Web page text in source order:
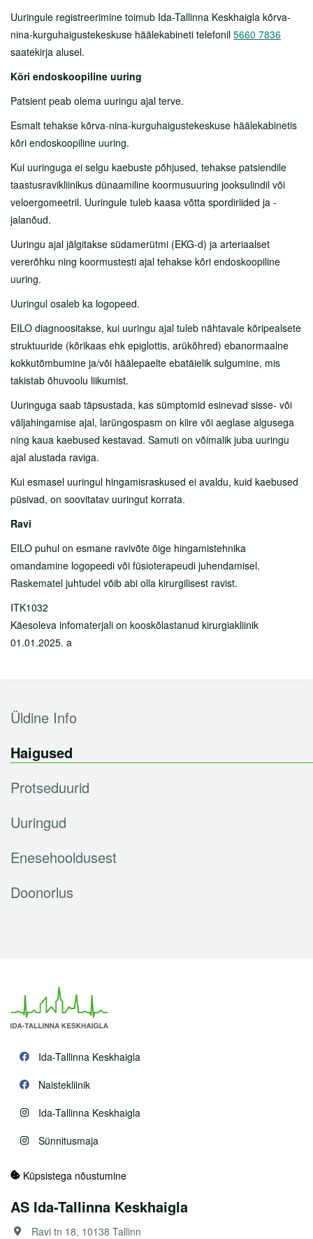
Üldine Info
Haigused
Protseduurid
Uuringud
Enesehooldusest
Doonorlus
Uuringule registreerimine toimub Ida-Tallinna Keskhaigla kõrva-
nina-kurguhaigustekeskuse häälekabineti telefonil 5660 7836
saatekirja alusel.
Kõri endoskoopiline uuring
Patsient peab olema uuringu ajal terve.
Esmalt tehakse kõrva-nina-kurguhaigustekeskuse häälekabinetis
kõri endoskoopiline uuring.
Kui uuringuga ei selgu kaebuste põhjused, tehakse patsiendile
taastusravikliinikus dünaamiline koormusuuring jooksulindil või
veloergomeetril. Uuringule tuleb kaasa võtta spordiriided ja -
jalanõud.
Uuringu ajal jälgitakse südamerütmi (EKG-d) ja arteriaalset
vererõhku ning koormustesti ajal tehakse kõri endoskoopiline
uuring.
Uuringul osaleb ka logopeed.
EILO diagnoositakse, kui uuringu ajal tuleb nähtavale kõripealsete
struktuuride (kõrikaas ehk epiglottis, arükõhred) ebanormaalne
kokkutõmbumine ja/või häälepaelte ebatäielik sulgumine, mis
takistab õhuvoolu liikumist.
Uuringuga saab täpsustada, kas sümptomid esinevad sisse- või
väljahingamise ajal, larüngospasm on kiire või aeglase algusega
ning kaua kaebused kestavad. Samuti on võimalik juba uuringu
ajal alustada raviga.
Kui esmasel uuringul hingamisraskused ei avaldu, kuid kaebused
püsivad, on soovitatav uuringut korrata.
Ravi
EILO puhul on esmane ravivõte õige hingamistehnika
omandamine logopeedi või füsioterapeudi juhendamisel.
Raskematel juhtudel võib abi olla kirurgilisest ravist.
ITK1032
Käesoleva infomaterjali on kooskõlastanud kirurgiakliinik
01.01.2025. a
Ida-Tallinna Keskhaigla
Naistekliinik
Ida-Tallinna Keskhaigla
Sünnitusmaja
Küpsistega nõustumine
AS Ida-Tallinna Keskhaigla
Ravi tn 18, 10138 Tallinn